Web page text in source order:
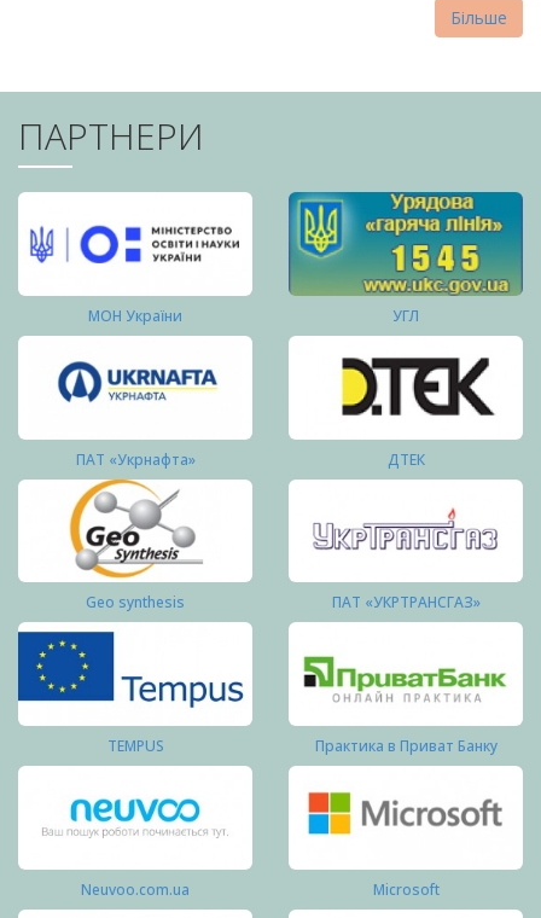
Більше
ПАРТНЕРИ
МОН України УГЛ
ПАТ «Укрнафта» ДТЕК
Geo synthesis ПАТ «УКРТРАНСГАЗ»
TEMPUS Практика в Приват Банку
Neuvoo.com.ua Microsoft